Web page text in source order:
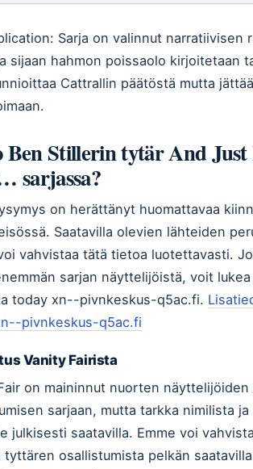
Sarja on valinnut narratiivisen
sijaan hahmon poissaolo kirjoitetaan
Cattrallin päätöstä mutta
Ben Stillerin tytär And
sarjassa?
on herättänyt huomattavaa
Saatavilla olevien lähteiden
vahvistaa tätä tietoa luotettavasti.
sarjan näyttelijöistä, voit
today xn--pivnkeskus-q5ac.fi.
pivnkeskus-q5ac.fi
Vanity Fairista
on maininnut nuorten näyttelijöiden
sarjaan, mutta tarkka nimilista
julkisesti saatavilla. Emme voi
tyttären osallistumista pelkän